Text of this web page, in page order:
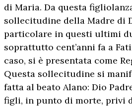
di Maria. Da questa
sollecitudine della Madre di
particolare in questi ultimi
soprattutto cent’anni fa a
caso, si è presentata come
Questa sollecitudine si
fatta al beato Alano: Dio
figli, in punto di morte, privi